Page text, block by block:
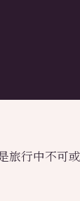
旅行中不可